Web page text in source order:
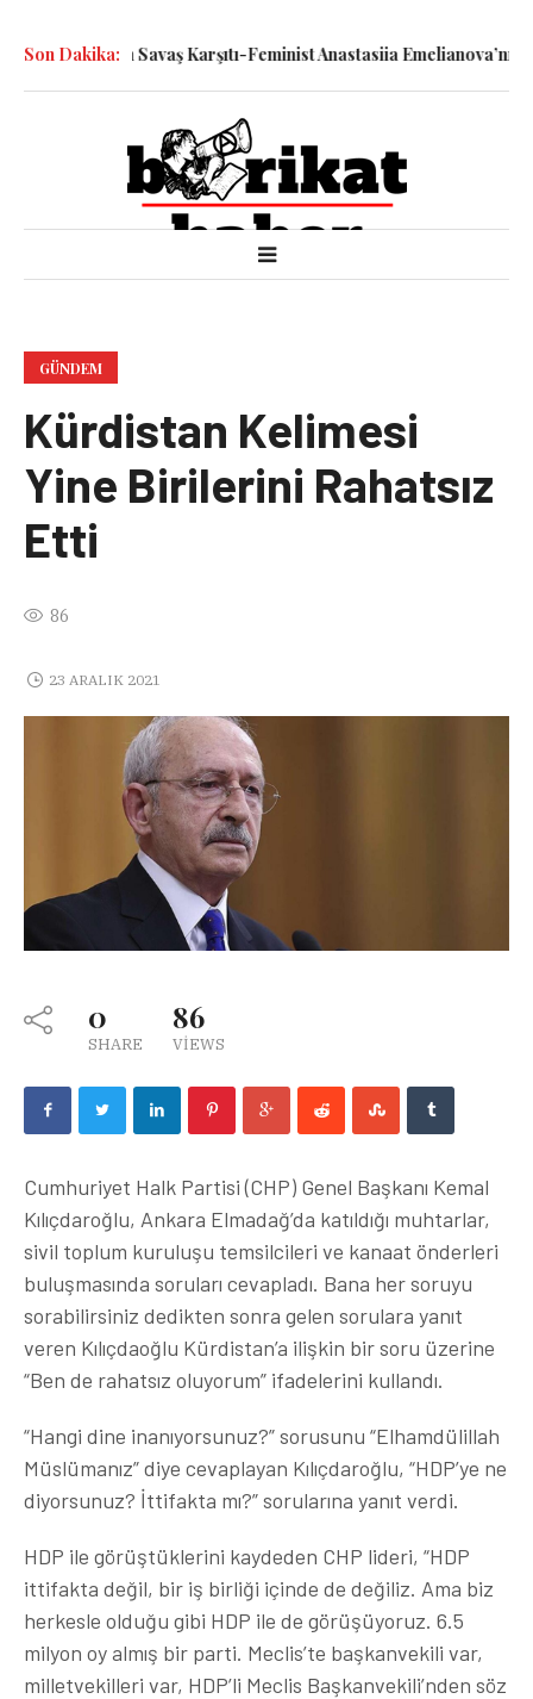
Son Dakika:
Katledilen Savaş Karşıtı-Feminist Anastasiia Emelianova’nın
GÜNDEM
Kürdistan Kelimesi
Yine Birilerini Rahatsız
Etti
86
23 ARALIK 2021
0
SHARE
86
VIEWS
Cumhuriyet Halk Partisi (CHP) Genel Başkanı Kemal
Kılıçdaroğlu, Ankara Elmadağ’da katıldığı muhtarlar,
sivil toplum kuruluşu temsilcileri ve kanaat önderleri
buluşmasında soruları cevapladı. Bana her soruyu
sorabilirsiniz dedikten sonra gelen sorulara yanıt
veren Kılıçdaoğlu Kürdistan’a ilişkin bir soru üzerine
“Ben de rahatsız oluyorum” ifadelerini kullandı.
“Hangi dine inanıyorsunuz?” sorusunu “Elhamdülillah
Müslümanız” diye cevaplayan Kılıçdaroğlu, “HDP’ye ne
diyorsunuz? İttifakta mı?” sorularına yanıt verdi.
HDP ile görüştüklerini kaydeden CHP lideri, “HDP
ittifakta değil, bir iş birliği içinde de değiliz. Ama biz
herkesle olduğu gibi HDP ile de görüşüyoruz. 6.5
milyon oy almış bir parti. Meclis’te başkanvekili var,
milletvekilleri var, HDP’li Meclis Başkanvekili’nden söz